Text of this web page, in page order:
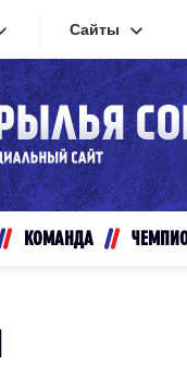
«Запад»
Михайлова
Сайты
Сайты
Хайлайты
КОМАНДА